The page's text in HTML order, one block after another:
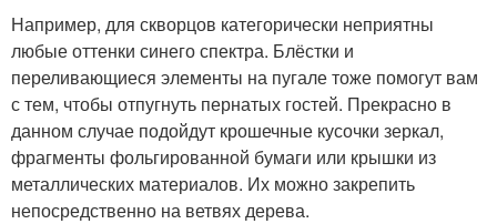
Например, для скворцов категорически неприятны
любые оттенки синего спектра. Блёстки и
переливающиеся элементы на пугале тоже помогут вам
с тем, чтобы отпугнуть пернатых гостей. Прекрасно в
данном случае подойдут крошечные кусочки зеркал,
фрагменты фольгированной бумаги или крышки из
металлических материалов. Их можно закрепить
непосредственно на ветвях дерева.